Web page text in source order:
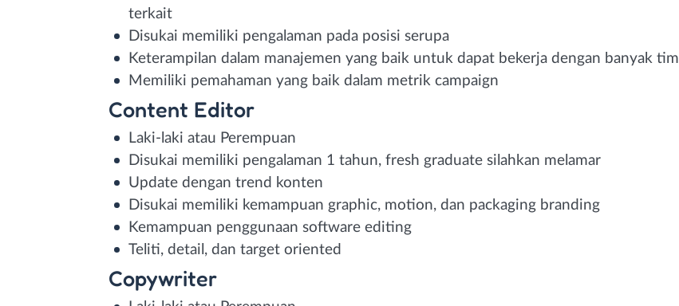
terkait
Disukai memiliki pengalaman pada posisi serupa
Keterampilan dalam manajemen yang baik untuk dapat bekerja dengan banyak tim
Memiliki pemahaman yang baik dalam metrik campaign
Content Editor
Laki-laki atau Perempuan
Disukai memiliki pengalaman 1 tahun, fresh graduate silahkan melamar
Update dengan trend konten
Disukai memiliki kemampuan graphic, motion, dan packaging branding
Kemampuan penggunaan software editing
Teliti, detail, dan target oriented
Copywriter